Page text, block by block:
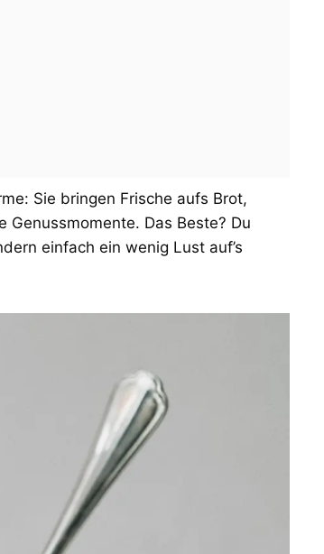
Sie bringen Frische aufs Brot,
Das Beste? Du
einfach ein wenig Lust auf’s